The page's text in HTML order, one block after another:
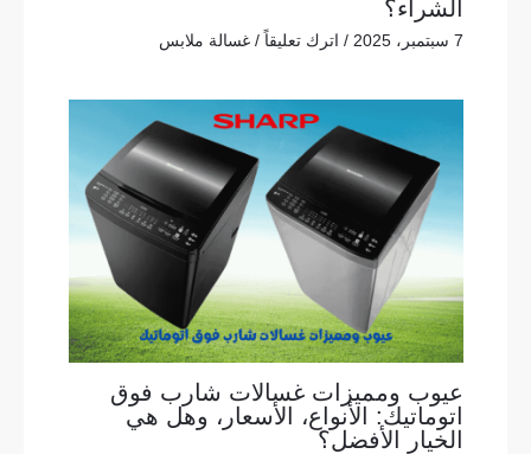
الشراء؟
7 سبتمبر، 2025 / اترك تعليقاً /غسالة ملابس
عيوب ومميزات غسالات شارب فوق
اتوماتيك: الأنواع، الأسعار، وهل هي
الخيار الأفضل؟